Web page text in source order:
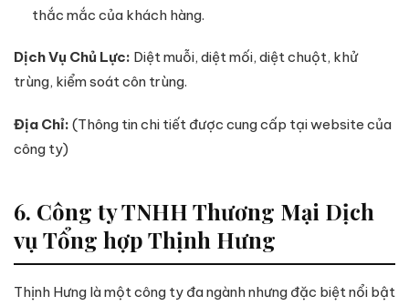
thắc mắc của khách hàng.
Dịch Vụ Chủ Lực: Diệt muỗi, diệt mối, diệt chuột, khử
trùng, kiểm soát côn trùng.
Địa Chỉ: (Thông tin chi tiết được cung cấp tại website của
công ty)
6. Công ty TNHH Thương Mại Dịch
vụ Tổng hợp Thịnh Hưng
Thịnh Hưng là một công ty đa ngành nhưng đặc biệt nổi bật